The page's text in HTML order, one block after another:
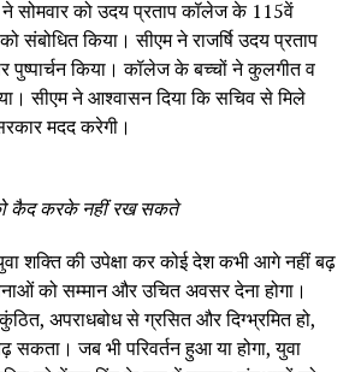
ने सोमवार को उदय प्रताप कॉलेज के 115वें
संबोधित किया। सीएम ने राजर्षि उदय प्रताप
पुष्पार्चन किया। कॉलेज के बच्चों ने कुलगीत व
सीएम ने आश्वासन दिया कि सचिव से मिले
मदद करेगी।
कैद करके नहीं रख सकते
शक्ति की उपेक्षा कर कोई देश कभी आगे नहीं बढ़
को सम्मान और उचित अवसर देना होगा।
अपराधबोध से ग्रसित और दिग्भ्रमित हो,
जब भी परिवर्तन हुआ या होगा, युवा